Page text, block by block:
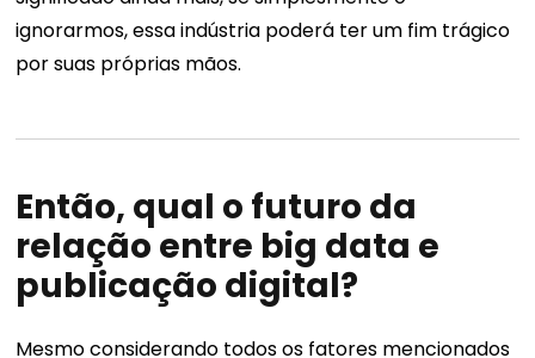
ignorarmos, essa indústria poderá ter um fim trágico
por suas próprias mãos.
Então, qual o futuro da
relação entre big data e
publicação digital?
Mesmo considerando todos os fatores mencionados